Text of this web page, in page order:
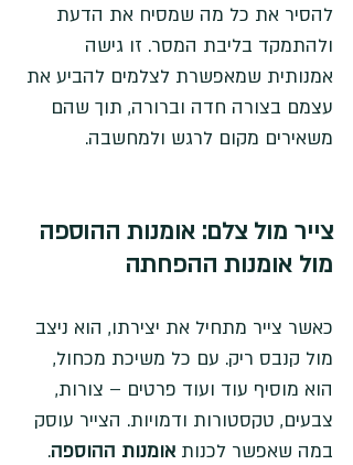
להסיר את כל מה שמסיח את הדעת
ולהתמקד בליבת המסר. זו גישה
אמנותית שמאפשרת לצלמים להביע את
עצמם בצורה חדה וברורה, תוך שהם
משאירים מקום לרגש ולמחשבה.
צייר מול צלם: אומנות ההוספה
מול אומנות ההפחתה
כאשר צייר מתחיל את יצירתו, הוא ניצב
מול קנבס ריק. עם כל משיכת מכחול,
הוא מוסיף עוד ועוד פרטים – צורות,
צבעים, טקסטורות ודמויות. הצייר עוסק
במה שאפשר לכנות אומנות ההוספה.